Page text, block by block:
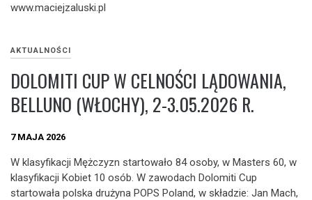
www.maciejzaluski.pl
AKTUALNOŚCI
DOLOMITI CUP W CELNOŚCI LĄDOWANIA,
BELLUNO (WŁOCHY), 2-3.05.2026 R.
7 MAJA 2026
W klasyfikacji Mężczyzn startowało 84 osoby, w Masters 60, w
klasyfikacji Kobiet 10 osób. W zawodach Dolomiti Cup
startowała polska drużyna POPS Poland, w składzie: Jan Mach,